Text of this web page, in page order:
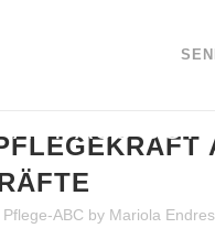
AUS
Pflege-ABC by Mariola Endres